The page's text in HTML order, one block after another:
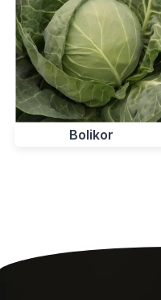
Bolikor